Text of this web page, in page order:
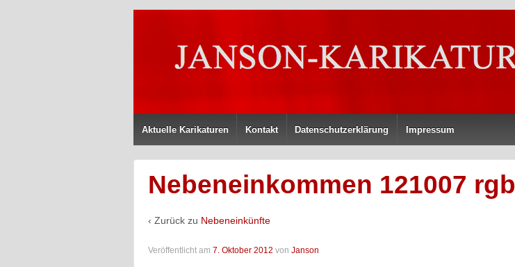
Aktuelle Karikaturen Kontakt Datenschutzerklärung Impressum
Nebeneinkommen 121007 rgb
‹ Zurück zu Nebeneinkünfte
Veröffentlicht am 7. Oktober 2012 von Janson